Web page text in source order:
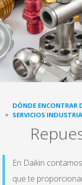
DÓNDE ENCONTRAR
SERVICIOS
En Daikin
que te